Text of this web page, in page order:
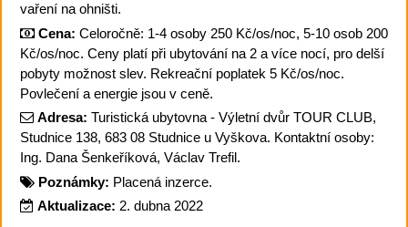
vaření na ohništi.
Cena: Celoročně: 1-4 osoby 250 Kč/os/noc, 5-10 osob 200
Kč/os/noc. Ceny platí při ubytování na 2 a více nocí, pro delší
pobyty možnost slev. Rekreační poplatek 5 Kč/os/noc.
Povlečení a energie jsou v ceně.
Adresa: Turistická ubytovna - Výletní dvůr TOUR CLUB,
Studnice 138, 683 08 Studnice u Vyškova. Kontaktní osoby:
Ing. Dana Šenkeříková, Václav Trefil.
Poznámky: Placená inzerce.
Aktualizace: 2. dubna 2022